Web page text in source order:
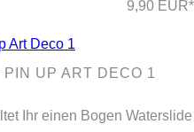
9,90 EUR*
UP ART DECO 1
Ihr einen Bogen Waterslide